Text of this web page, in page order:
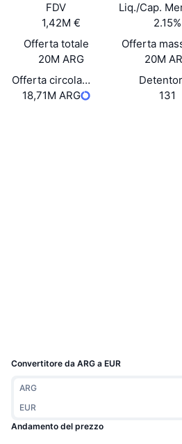
FDV
1,42M €
Liq./Cap.
2.15%
Offerta totale
20M ARG
Offerta
20M
Offerta circolante
18,71M ARG
131
Convertitore da ARG a EUR
ARG
EUR
Andamento del prezzo